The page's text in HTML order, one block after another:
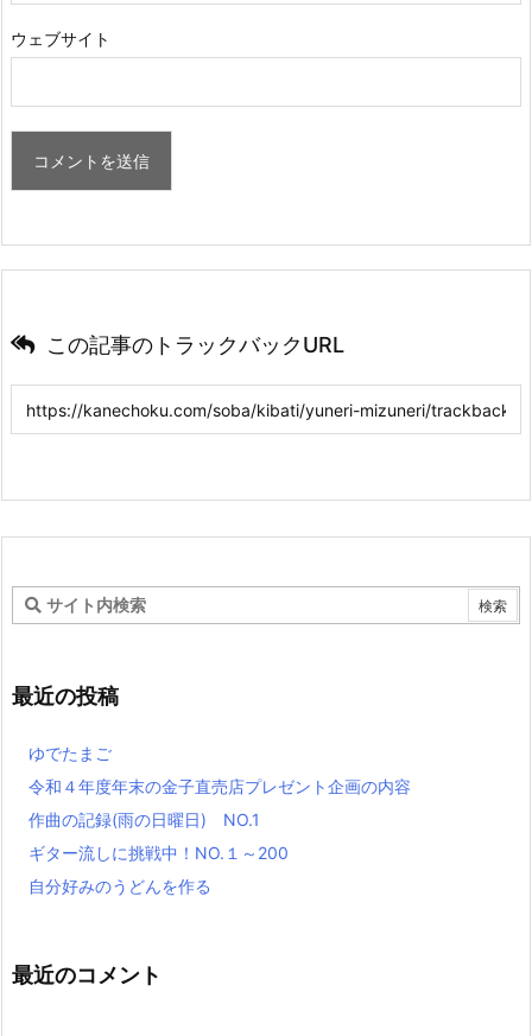
ウェブサイト
この記事のトラックバックURL
最近の投稿
ゆでたまご
令和４年度年末の金子直売店プレゼント企画の内容
作曲の記録(雨の日曜日) NO.1
ギター流しに挑戦中！NO.１～200
自分好みのうどんを作る
最近のコメント